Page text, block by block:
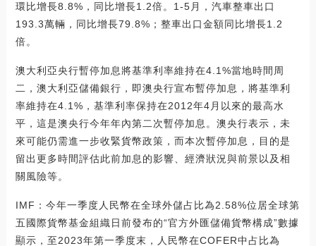
環比增長8.8%，同比增長1.2倍。1-5月，汽車整車出口
193.3萬輛，同比增長79.8%；整車出口金額同比增長1.2
倍。
澳大利亞央行暫停加息將基準利率維持在4.1%當地時間周
二，澳大利亞儲備銀行，即澳央行宣布暫停加息，將基準利
率維持在4.1%，基準利率保持在2012年4月以來的最高水
平，這是澳央行今年年內第二次暫停加息。澳央行表示，未
來可能仍需進一步收緊貨幣政策，而本次暫停加息，目的是
留出更多時間評估此前加息的影響、經濟狀況與前景以及相
關風險等。
IMF：今年一季度人民幣在全球外儲占比為2.58%位居全球第
五國際貨幣基金組織日前發布的“官方外匯儲備貨幣構成”數據
顯示，至2023年第一季度末，人民幣在COFER中占比為